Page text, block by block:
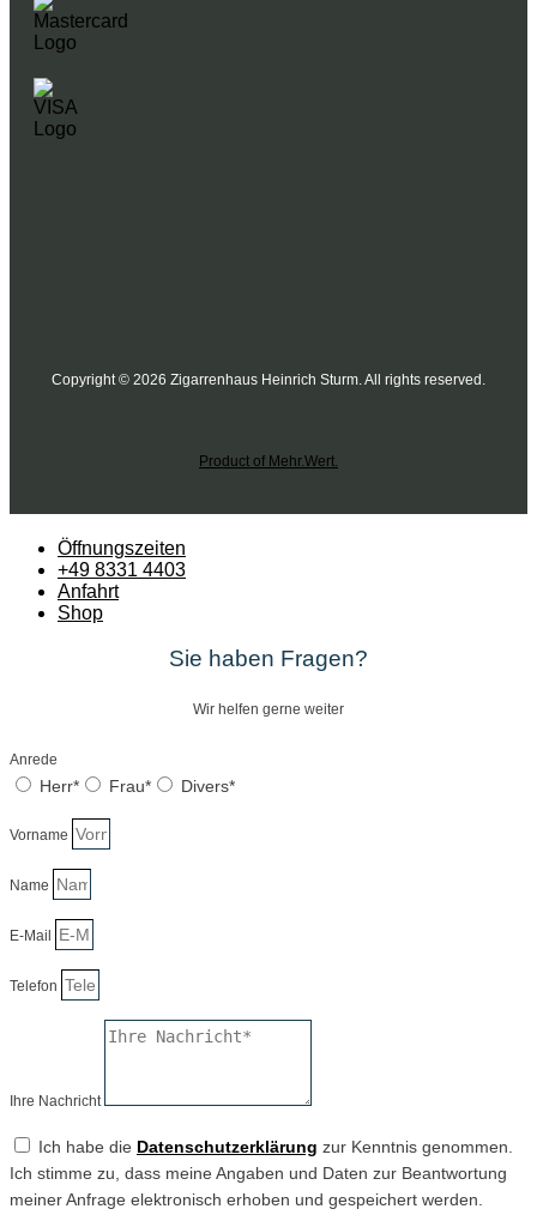
Copyright © 2026 Zigarrenhaus Heinrich Sturm. All rights reserved.
Product of Mehr.Wert.
Öffnungszeiten
+49 8331 4403
Anfahrt
Shop
Sie haben Fragen?
Wir helfen gerne weiter
Anrede
Herr* Frau* Divers*
Vorname
Name
E-Mail
Telefon
Ihre Nachricht
Ich habe die Datenschutzerklärung zur Kenntnis genommen.
Ich stimme zu, dass meine Angaben und Daten zur Beantwortung
meiner Anfrage elektronisch erhoben und gespeichert werden.